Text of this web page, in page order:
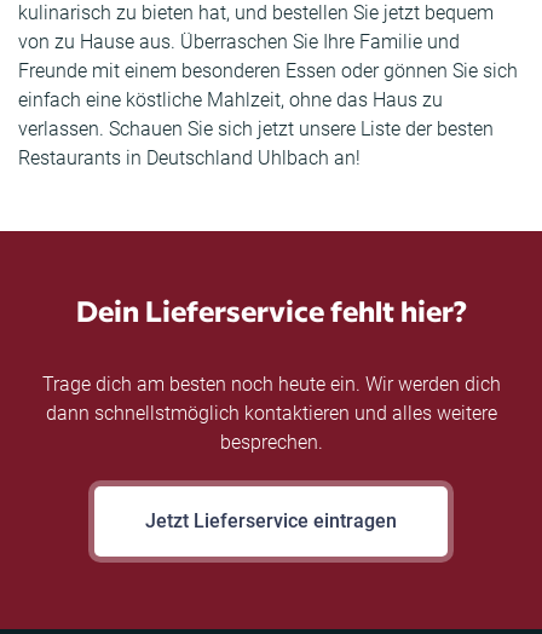
kulinarisch zu bieten hat, und bestellen Sie jetzt bequem
von zu Hause aus. Überraschen Sie Ihre Familie und
Freunde mit einem besonderen Essen oder gönnen Sie sich
einfach eine köstliche Mahlzeit, ohne das Haus zu
verlassen. Schauen Sie sich jetzt unsere Liste der besten
Restaurants in Deutschland Uhlbach an!
Dein Lieferservice fehlt hier?
Trage dich am besten noch heute ein. Wir werden dich
dann schnellstmöglich kontaktieren und alles weitere
besprechen.
Jetzt Lieferservice eintragen